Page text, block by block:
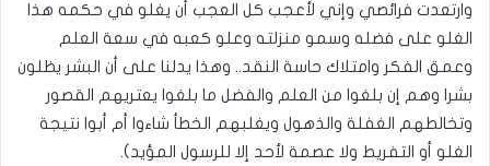
وارتعدت فرائصي وإني لأعجب كل العجب أن يغلو في حكمه هذا
الغلو على فضله وسمو منزلته وعلو كعبه في سعة العلم
وعمق الفكر وامتلاك حاسة النقد.. وهذا يدلنا على أن البشر يظلون
بشرا وهم إن بلغوا من العلم والفضل ما بلغوا يعتريهم القصور
وتخالطهم الغفلة والذهول ويغلبهم الخطأ شاءوا أم أبوا نتيجة
الغلو أو التفريط ولا عصمة لأحد إلا للرسول المؤيد).